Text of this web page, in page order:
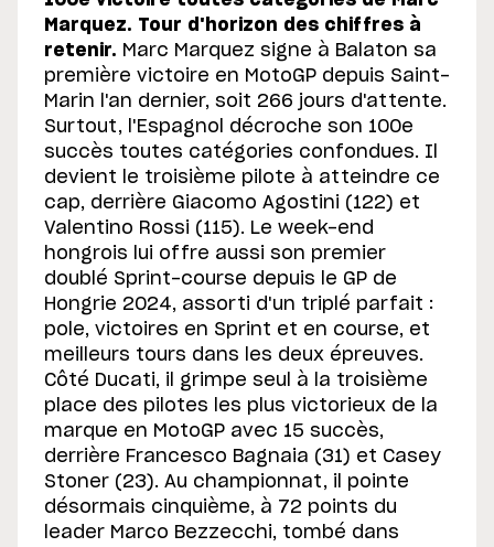
Marquez. Tour d'horizon des chiffres à
retenir. Marc Marquez signe à Balaton sa
première victoire en MotoGP depuis Saint-
Marin l'an dernier, soit 266 jours d'attente.
Surtout, l'Espagnol décroche son 100e
succès toutes catégories confondues. Il
devient le troisième pilote à atteindre ce
cap, derrière Giacomo Agostini (122) et
Valentino Rossi (115). Le week-end
hongrois lui offre aussi son premier
doublé Sprint-course depuis le GP de
Hongrie 2024, assorti d'un triplé parfait :
pole, victoires en Sprint et en course, et
meilleurs tours dans les deux épreuves.
Côté Ducati, il grimpe seul à la troisième
place des pilotes les plus victorieux de la
marque en MotoGP avec 15 succès,
derrière Francesco Bagnaia (31) et Casey
Stoner (23). Au championnat, il pointe
désormais cinquième, à 72 points du
leader Marco Bezzecchi, tombé dans